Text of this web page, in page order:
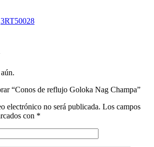
3RT50028
“Conos de reflujo Goloka Nag Champa”
electrónico no será publicada. Los campos
con *